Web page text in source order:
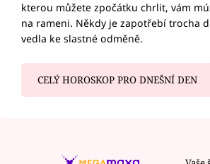
kterou můžete zpočátku chrlit, vám
na rameni. Někdy je zapotřebí trocha
vedla ke slastné odměně.
CELÝ HOROSKOP PRO DNEŠNÍ DEN